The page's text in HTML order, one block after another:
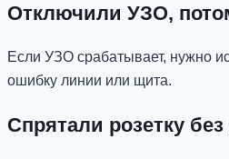
Отключили УЗО,
Если УЗО срабатывает, нужно
ошибку линии или щита.
Спрятали розетку